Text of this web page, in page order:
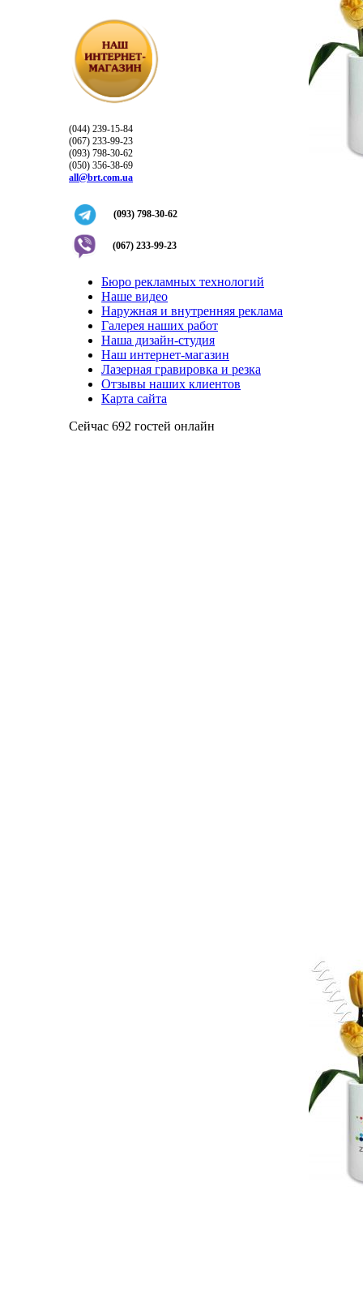
(044) 239-15-84
(067) 233-99-23
(093) 798-30-62
(050) 356-38-69
all@brt.com.ua
(093) 798-30-62
(067) 233-99-23
Бюро рекламных технологий
Наше видео
Наружная и внутренняя реклама
Галерея наших работ
Наша дизайн-студия
Наш интернет-магазин
Лазерная гравировка и резка
Отзывы наших клиентов
Карта сайта
Сейчас 692 гостей онлайн